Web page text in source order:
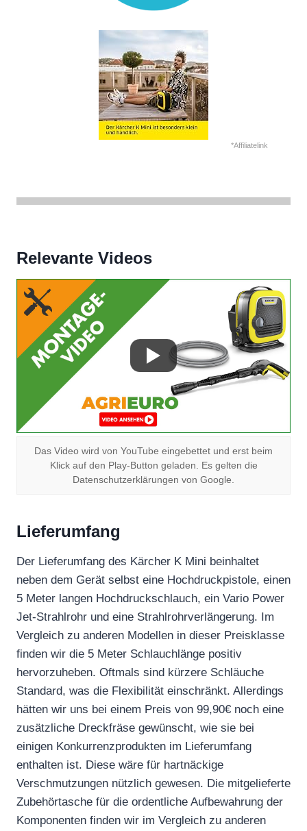
*Affiliatelink
Relevante Videos
Das Video wird von YouTube eingebettet und erst beim
Klick auf den Play-Button geladen. Es gelten die
Datenschutzerklärungen von Google.
Lieferumfang
Der Lieferumfang des Kärcher K Mini beinhaltet
neben dem Gerät selbst eine Hochdruckpistole, einen
5 Meter langen Hochdruckschlauch, ein Vario Power
Jet-Strahlrohr und eine Strahlrohrverlängerung. Im
Vergleich zu anderen Modellen in dieser Preisklasse
finden wir die 5 Meter Schlauchlänge positiv
hervorzuheben. Oftmals sind kürzere Schläuche
Standard, was die Flexibilität einschränkt. Allerdings
hätten wir uns bei einem Preis von 99,90€ noch eine
zusätzliche Dreckfräse gewünscht, wie sie bei
einigen Konkurrenzprodukten im Lieferumfang
enthalten ist. Diese wäre für hartnäckige
Verschmutzungen nützlich gewesen. Die mitgelieferte
Zubehörtasche für die ordentliche Aufbewahrung der
Komponenten finden wir im Vergleich zu anderen